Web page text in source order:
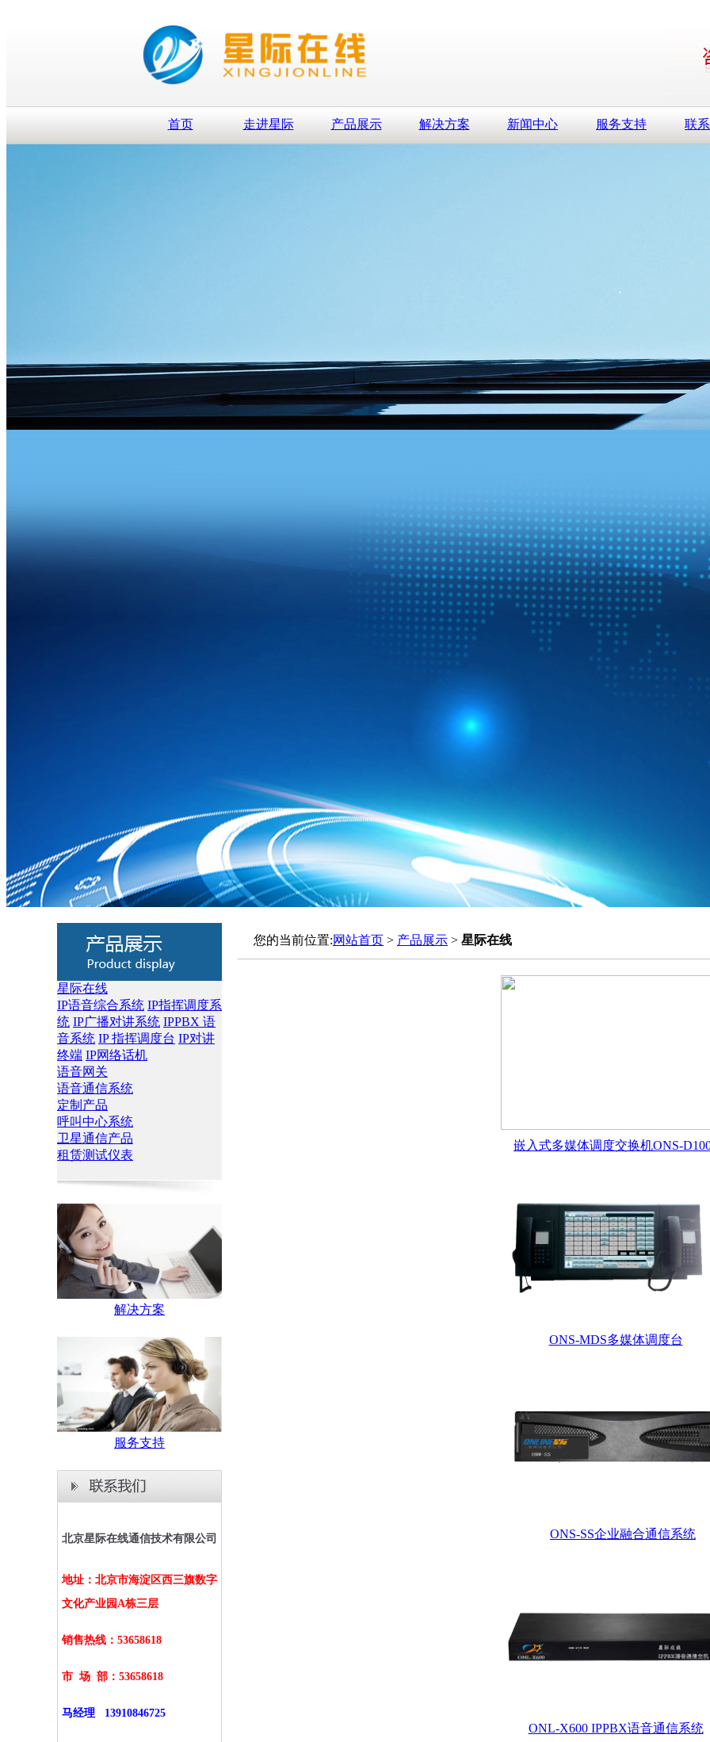
首页 走进星际 产品展示 解决方案 新闻中心 服务支持 联
星际在线
IP语音综合系统 IP指挥调度系
统 IP广播对讲系统 IPPBX 语
音系统 IP 指挥调度台 IP对讲
终端 IP网络话机
语音网关
语音通信系统
定制产品
呼叫中心系统
卫星通信产品
租赁测试仪表
解决方案
服务支持
北京星际在线通信技术有限公司
地址：北京市海淀区西三旗数字
文化产业园A栋三层
销售热线：53658618
市 场 部： 53658618
马经理 13910846725
您的当前位置:网站首页 > 产品展示 > 星际在线
嵌入式多媒体调度交换机ONS-
ONS-MDS多媒体调度台
ONS-SS企业融合通信系统
ONL-X600 IPPBX语音通信系统